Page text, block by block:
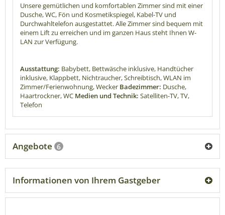
Unsere gemütlichen und komfortablen Zimmer sind mit einer
Dusche, WC, Fön und Kosmetikspiegel, Kabel-TV und
Durchwahltelefon ausgestattet. Alle Zimmer sind bequem mit
einem Lift zu erreichen und im ganzen Haus steht Ihnen W-
LAN zur Verfügung.
Ausstattung: Babybett, Bettwäsche inklusive, Handtücher
inklusive, Klappbett, Nichtraucher, Schreibtisch, WLAN im
Zimmer/Ferienwohnung, Wecker Badezimmer: Dusche,
Haartrockner, WC Medien und Technik: Satelliten-TV, TV,
Telefon
Angebote 6
Informationen von Ihrem Gastgeber